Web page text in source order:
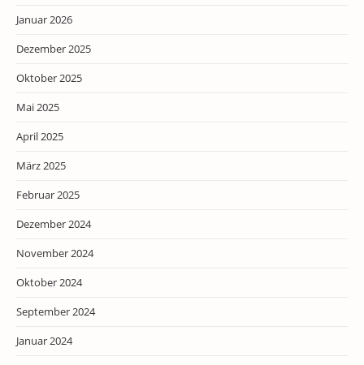
Januar 2026
Dezember 2025
Oktober 2025
Mai 2025
April 2025
März 2025
Februar 2025
Dezember 2024
November 2024
Oktober 2024
September 2024
Januar 2024